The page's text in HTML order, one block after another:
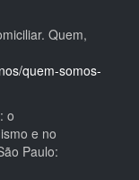
Quem,
quem-somos-
o
e no
Paulo: